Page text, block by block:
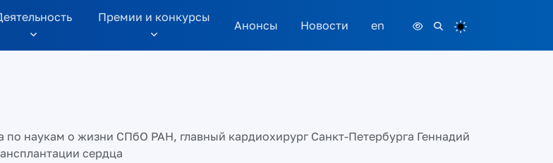
Премии и конкурсы
Анонсы Новости en
наукам о жизни СПбО РАН, главный кардиохирург Санкт-Петербурга Геннадий
сердца